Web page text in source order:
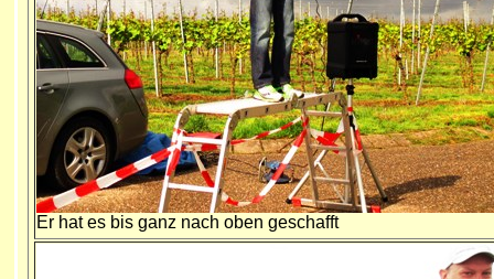
Er hat es bis ganz nach oben geschafft